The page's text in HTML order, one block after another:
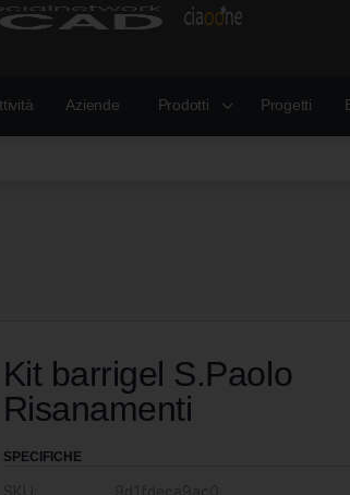
Aziende Prodotti Progetti
Kit barrigel S.Paolo
Risanamenti
SPECIFICHE